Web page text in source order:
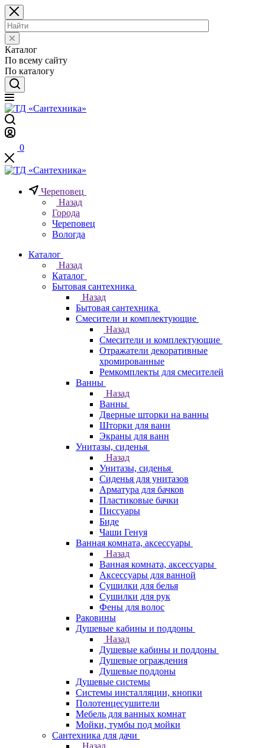
Каталог
По всему сайту
По каталогу
0
Череповец
Назад
Города
Череповец
Вологда
Каталог
Назад
Каталог
Бытовая сантехника
Назад
Бытовая сантехника
Смесители и комплектующие
Назад
Смесители и комплектующие
Отражатели декоративные
хромированные
Ремкомплекты для смесителей
Ванны
Назад
Ванны
Дверные шторки на ванны
Шторки для ванн
Экраны для ванн
Унитазы, сиденья
Назад
Унитазы, сиденья
Сиденья для унитазов
Арматура для бачков
Пластиковые бачки
Писсуары
Биде
Чаши Генуя
Ванная комната, аксессуары
Назад
Ванная комната, аксессуары
Аксессуары для ванной
Сушилки для белья
Сушилки для рук
Фены для волос
Раковины
Душевые кабины и поддоны
Назад
Душевые кабины и поддоны
Душевые ограждения
Душевые поддоны
Душевые системы
Системы инсталляции, кнопки
Полотенцесушители
Мебель для ванных комнат
Мойки, тумбы под мойки
Сантехника для дачи
Назад